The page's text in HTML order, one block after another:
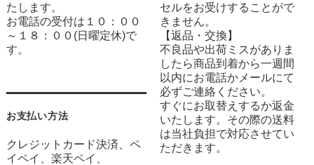
たします。
お電話の受付は１０：００
～１８：００(日曜定休)で
す。
お支払い方法
クレジットカード決済、ペ
イペイ、楽天ペイ、
セルをお受けすることがで
きません。
【返品・交換】
不良品や出荷ミスがありま
したら商品到着から一週間
以内にお電話かメールにて
必ずご連絡ください。
すぐにお取替えするか返金
いたします。その際の送料
は当社負担で対応させてい
ただきます。